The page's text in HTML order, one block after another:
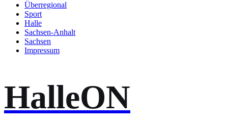
Überregional
Sport
Halle
Sachsen-Anhalt
Sachsen
Impressum
HalleON